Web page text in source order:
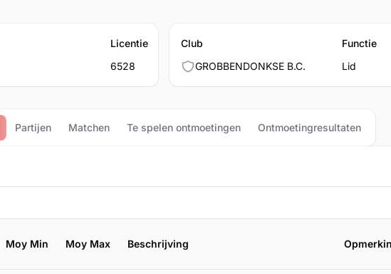
Licentie
6528
Club
GROBBENDONKSE B.C.
Functie
Lid
Partijen Matchen Te spelen ontmoetingen Ontmoetingresultaten
Moy Min Moy Max Beschrijving